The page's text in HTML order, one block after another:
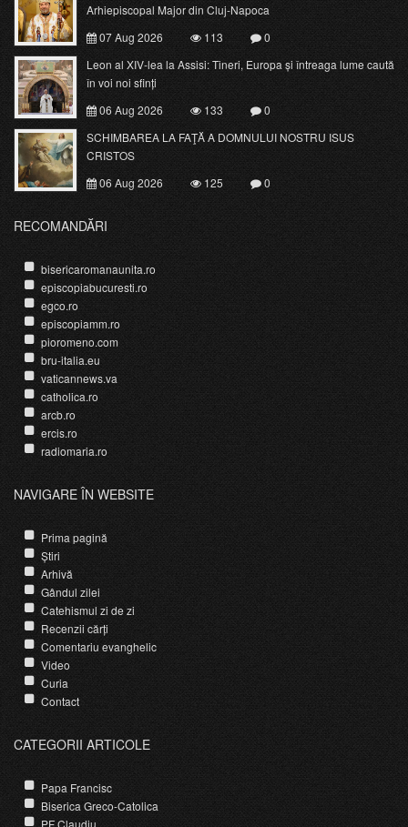
Arhiepiscopal Major din Cluj-Napoca
07 Aug 2026
113
0
Leon al XIV-lea la Assisi: Tineri, Europa și întreaga lume caută
în voi noi sfinți
06 Aug 2026
133
0
SCHIMBAREA LA FAŢĂ A DOMNULUI NOSTRU ISUS
CRISTOS
06 Aug 2026
125 0
RECOMANDĂRI
bisericaromanaunita.ro
episcopiabucuresti.ro
egco.ro
episcopiamm.ro
pioromeno.com
bru-italia.eu
vaticannews.va
catholica.ro
arcb.ro
ercis.ro
radiomaria.ro
NAVIGARE ÎN WEBSITE
Prima pagină
Știri
Arhivă
Gândul zilei
Catehismul zi de zi
Recenzii cărți
Comentariu evanghelic
Video
Curia
Contact
CATEGORII ARTICOLE
Papa Francisc
Biserica Greco-Catolica
PF Claudiu